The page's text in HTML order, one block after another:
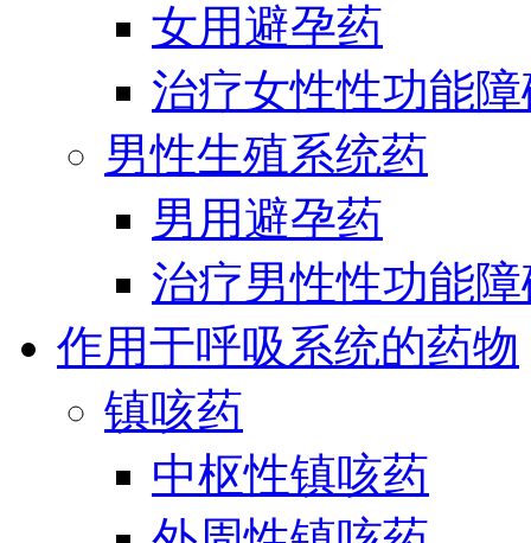
女用避孕药
治疗女性性功能
男性生殖系统药
男用避孕药
治疗男性性功能
作用于呼吸系统的药物
镇咳药
中枢性镇咳药